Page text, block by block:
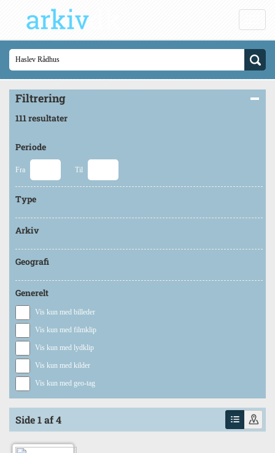
Filtrering
111 resultater
Periode
Fra Til
Type
Arkiv
Geografi
Generelt
Vis kun med billeder
Vis kun med filmklip
Vis kun med lydklip
Vis kun med kilder
Vis kun med geo-tag
Side 1 af 4